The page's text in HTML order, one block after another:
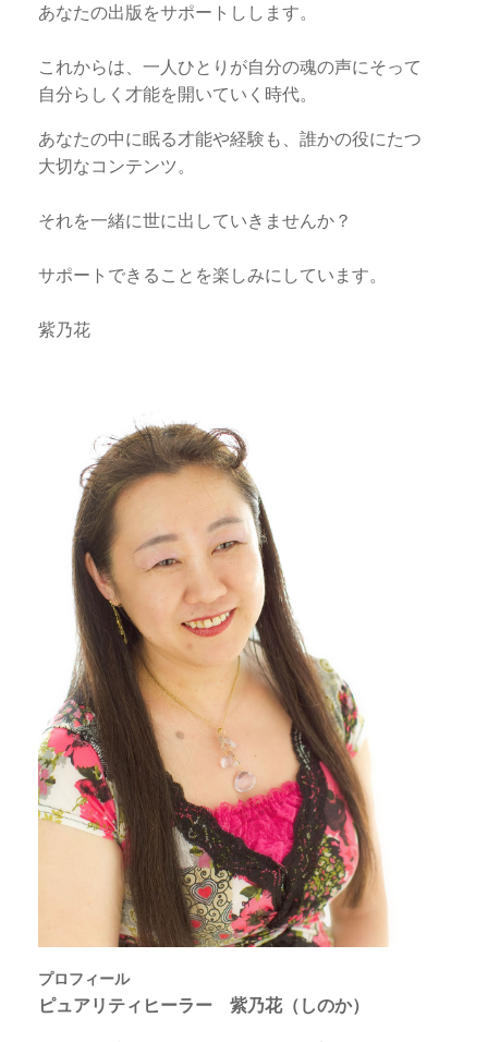
あなたの出版をサポートしします。
これからは、一人ひとりが自分の魂の声にそって
自分らしく才能を開いていく時代。
あなたの中に眠る才能や経験も、誰かの役にたつ
大切なコンテンツ。
それを一緒に世に出していきませんか？
サポートできることを楽しみにしています。
紫乃花
プロフィール
ピュアリティヒーラー 紫乃花（しのか）